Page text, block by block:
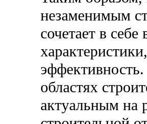
незаменимым
сочетает в
областях
актуальным на